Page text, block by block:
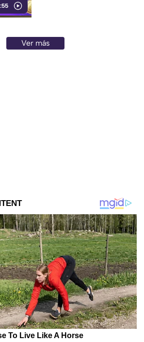
audiencia local.
Ver más